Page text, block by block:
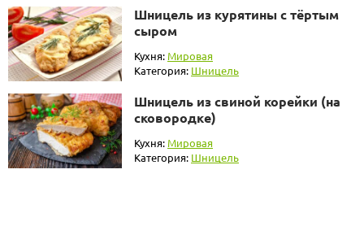
Шницель из курятины с тёртым
сыром
Кухня: Мировая
Категория: Шницель
Шницель из свиной корейки (на
сковородке)
Кухня: Мировая
Категория: Шницель